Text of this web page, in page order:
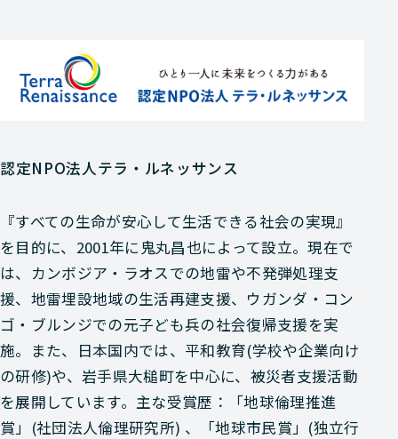
認定NPO法人テラ・ルネッサンス
『すべての生命が安心して生活できる社会の実現』
を目的に、2001年に鬼丸昌也によって設立。現在で
は、カンボジア・ラオスでの地雷や不発弾処理支
援、地雷埋設地域の生活再建支援、ウガンダ・コン
ゴ・ブルンジでの元子ども兵の社会復帰支援を実
施。また、日本国内では、平和教育(学校や企業向け
の研修)や、岩手県大槌町を中心に、被災者支援活動
を展開しています。主な受賞歴：「地球倫理推進
賞」(社団法人倫理研究所) 、「地球市民賞」(独立行